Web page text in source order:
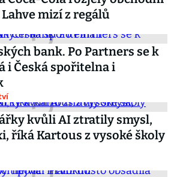
mizí z regálů
bank. Po Partners se k
i Česká spořitelna i
kvůli AI ztratily smysl,
říká Kartous z vysoké školy